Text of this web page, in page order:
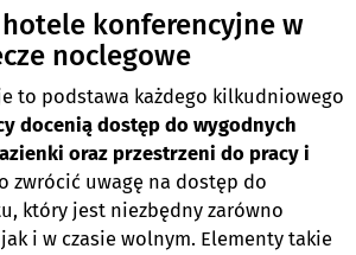
konferencyjne w
noclegowe
to podstawa każdego kilkudniowego
docenią dostęp do wygodnych
oraz przestrzeni do pracy i
zwrócić uwagę na dostęp do
który jest niezbędny zarówno
i w czasie wolnym. Elementy takie